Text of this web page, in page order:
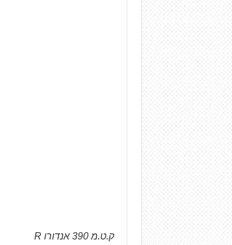
ק.ט.מ 390 אנדורו R